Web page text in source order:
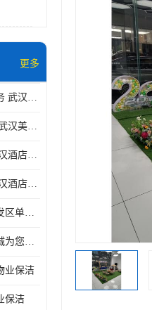
更多
武汉园区保洁托管服务 武汉运动场馆勤杂外包 武汉餐饮勤杂服务托管
武汉餐饮勤杂工招聘 武汉美食堂定点保洁 武汉酒店勤杂外包
武汉酒店勤杂外包 武汉酒店勤杂服务托管
武汉企业勤杂外包 武汉酒店勤杂服务外包
提供武昌光谷东湖开发区单位保洁
武汉单位保洁公司真诚为您服务
业保洁
保洁